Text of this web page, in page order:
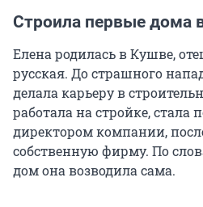
Строила первые дома
Елена родилась в Кушве,
русская. До страшного
делала карьеру в
работала на стройке, стала
директором компании,
собственную фирму. По
дом она возводила сама.